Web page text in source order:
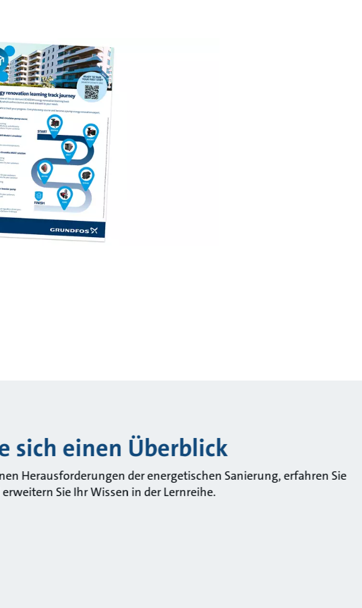
sich einen Überblick
Herausforderungen der energetischen Sanierung, erfahren Sie
Sie Ihr Wissen in der Lernreihe.